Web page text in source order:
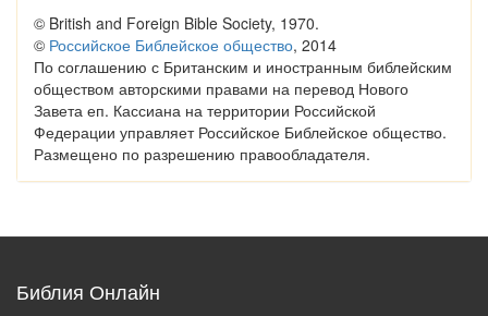
© British and Foreign Bible Society, 1970.
© Российское Библейское общество, 2014
По соглашению с Британским и иностранным библейским
обществом авторскими правами на перевод Нового
Завета еп. Кассиана на территории Российской
Федерации управляет Российское Библейское общество.
Размещено по разрешению правообладателя.
Библия Онлайн